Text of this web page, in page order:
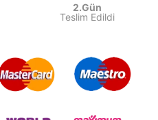
2.Gün
Teslim Edildi